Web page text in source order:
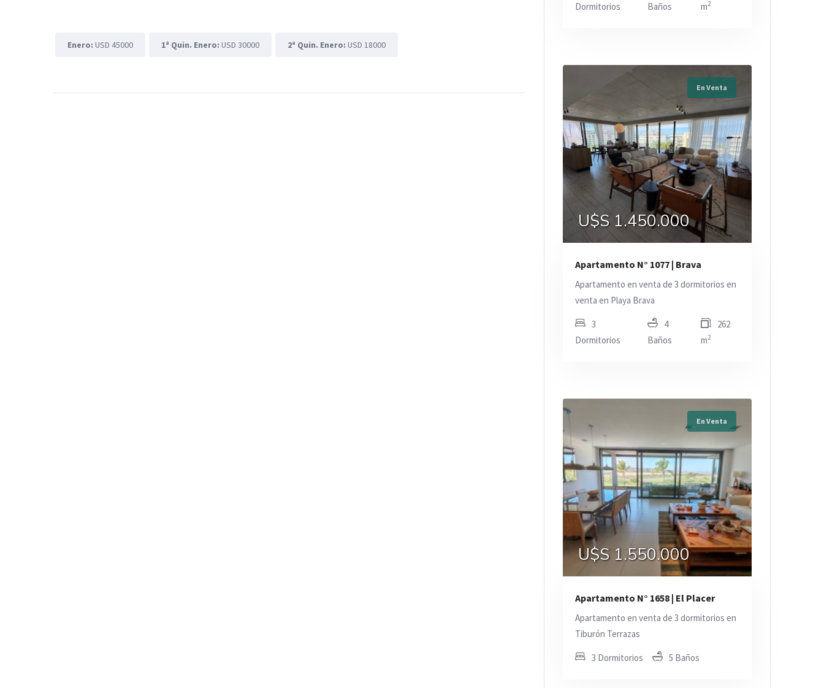
Enero: USD 45000 1ª Quin. Enero: USD 30000 2ª Quin. Enero: USD 18000
Dormitorios
Baños
m2
En Venta
U$S 1.450.000
Apartamento N° 1077 | Brava
Apartamento en venta de 3 dormitorios en
venta en Playa Brava
3
Dormitorios
4
Baños
262
m2
En Venta
U$S 1.550.000
Apartamento N° 1658 | El Placer
Apartamento en venta de 3 dormitorios en
Tiburón Terrazas
3 Dormitorios 5 Baños